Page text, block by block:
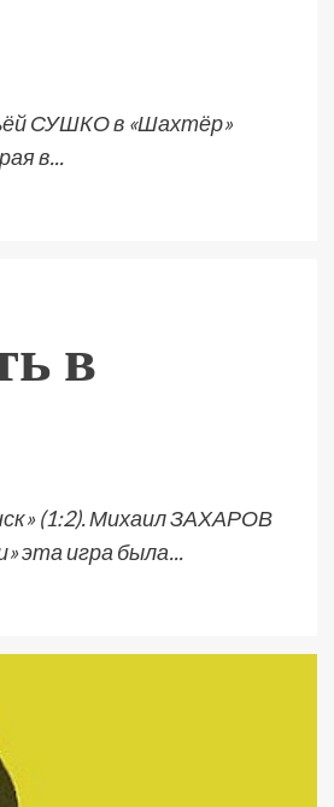
СУШКО в «Шахтёр»
в...
в
(1:2). Михаил ЗАХАРОВ
эта игра была...